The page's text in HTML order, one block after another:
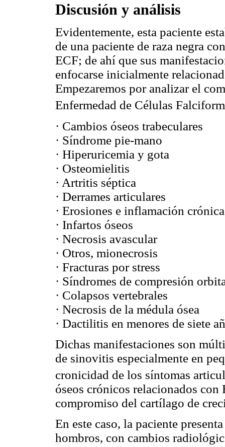
Discusión y análisis
Evidentemente, esta paciente
de una paciente de raza negra
ECF; de ahí que sus
enfocarse inicialmente
Empezaremos por analizar el
Enfermedad de Células
· Cambios óseos trabeculares
· Síndrome pie-mano
· Hiperuricemia y gota
· Osteomielitis
· Artritis séptica
· Derrames articulares
· Erosiones e inflamación crónica
· Infartos óseos
· Necrosis avascular
· Otros, mionecrosis
· Fracturas por stress
· Síndromes de compresión
· Colapsos vertebrales
· Necrosis de la médula ósea
· Dactilitis en menores de siete
Dichas manifestaciones son
de sinovitis especialmente en
cronicidad de los síntomas
óseos crónicos relacionados
compromiso del cartílago de
En este caso, la paciente
hombros, con cambios